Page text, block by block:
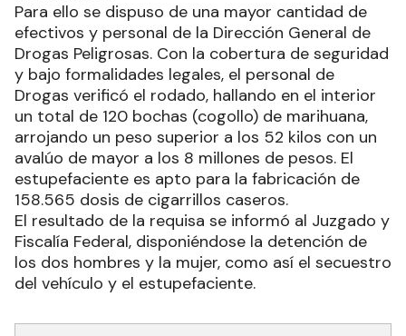
Para ello se dispuso de una mayor cantidad de
efectivos y personal de la Dirección General de
Drogas Peligrosas. Con la cobertura de seguridad
y bajo formalidades legales, el personal de
Drogas verificó el rodado, hallando en el interior
un total de 120 bochas (cogollo) de marihuana,
arrojando un peso superior a los 52 kilos con un
avalúo de mayor a los 8 millones de pesos. El
estupefaciente es apto para la fabricación de
158.565 dosis de cigarrillos caseros.
El resultado de la requisa se informó al Juzgado y
Fiscalía Federal, disponiéndose la detención de
los dos hombres y la mujer, como así el secuestro
del vehículo y el estupefaciente.